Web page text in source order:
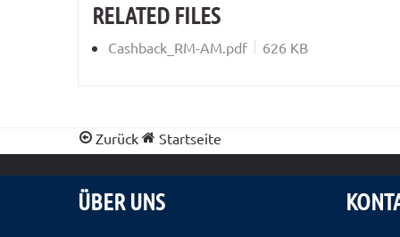
RELATED FILES
Cashback_RM-AM.pdf 626 KB
Zurück Startseite
ÜBER UNS